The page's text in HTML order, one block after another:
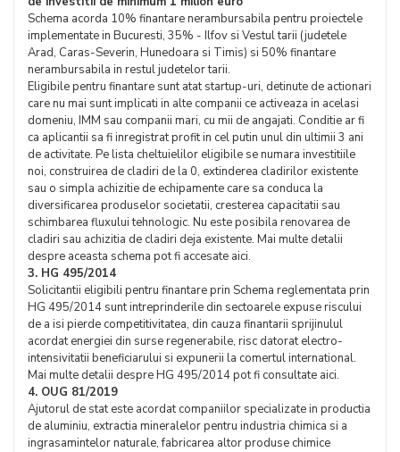
Schema acorda 10% finantare nerambursabila pentru proiectele
implementate in Bucuresti, 35% - Ilfov si Vestul tarii (judetele
Arad, Caras-Severin, Hunedoara si Timis) si 50% finantare
nerambursabila in restul judetelor tarii.
Eligibile pentru finantare sunt atat startup-uri, detinute de actionari
care nu mai sunt implicati in alte companii ce activeaza in acelasi
domeniu, IMM sau companii mari, cu mii de angajati. Conditie ar fi
ca aplicantii sa fi inregistrat profit in cel putin unul din ultimii 3 ani
de activitate. Pe lista cheltuielilor eligibile se numara investitiile
noi, construirea de cladiri de la 0, extinderea cladirilor existente
sau o simpla achizitie de echipamente care sa conduca la
diversificarea produselor societatii, cresterea capacitatii sau
schimbarea fluxului tehnologic. Nu este posibila renovarea de
cladiri sau achizitia de cladiri deja existente. Mai multe detalii
despre aceasta schema pot fi accesate aici.
3. HG 495/2014
Solicitantii eligibili pentru finantare prin Schema reglementata prin
HG 495/2014 sunt intreprinderile din sectoarele expuse riscului
de a isi pierde competitivitatea, din cauza finantarii sprijinulul
acordat energiei din surse regenerabile, risc datorat electro-
intensivitatii beneficiarului si expunerii la comertul international.
Mai multe detalii despre HG 495/2014 pot fi consultate aici.
4. OUG 81/2019
Ajutorul de stat este acordat companiilor specializate in productia
de aluminiu, extractia mineralelor pentru industria chimica si a
ingrasamintelor naturale, fabricarea altor produse chimice